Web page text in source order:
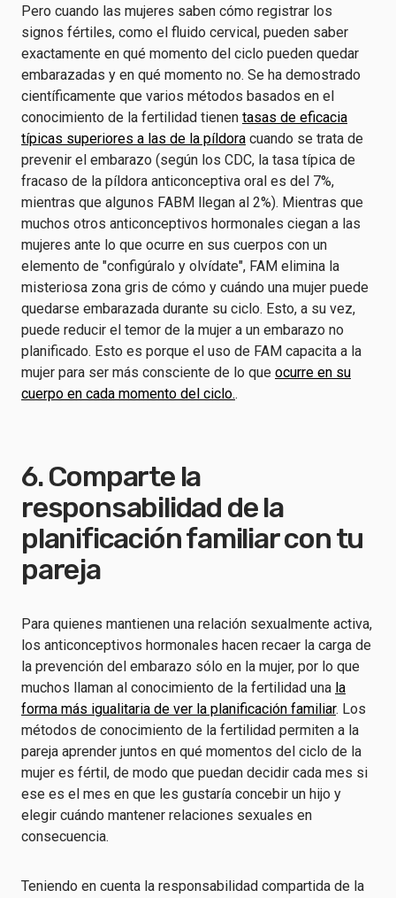
Pero cuando las mujeres saben cómo registrar los
signos fértiles, como el fluido cervical, pueden saber
exactamente en qué momento del ciclo pueden quedar
embarazadas y en qué momento no. Se ha demostrado
científicamente que varios métodos basados en el
conocimiento de la fertilidad tienen tasas de eficacia
típicas superiores a las de la píldora cuando se trata de
prevenir el embarazo (según los CDC, la tasa típica de
fracaso de la píldora anticonceptiva oral es del 7%,
mientras que algunos FABM llegan al 2%). Mientras que
muchos otros anticonceptivos hormonales ciegan a las
mujeres ante lo que ocurre en sus cuerpos con un
elemento de "configúralo y olvídate", FAM elimina la
misteriosa zona gris de cómo y cuándo una mujer puede
quedarse embarazada durante su ciclo. Esto, a su vez,
puede reducir el temor de la mujer a un embarazo no
planificado. Esto es porque el uso de FAM capacita a la
mujer para ser más consciente de lo que ocurre en su
cuerpo en cada momento del ciclo..
6. Comparte la
responsabilidad de la
planificación familiar con tu
pareja
Para quienes mantienen una relación sexualmente activa,
los anticonceptivos hormonales hacen recaer la carga de
la prevención del embarazo sólo en la mujer, por lo que
muchos llaman al conocimiento de la fertilidad una la
forma más igualitaria de ver la planificación familiar. Los
métodos de conocimiento de la fertilidad permiten a la
pareja aprender juntos en qué momentos del ciclo de la
mujer es fértil, de modo que puedan decidir cada mes si
ese es el mes en que les gustaría concebir un hijo y
elegir cuándo mantener relaciones sexuales en
consecuencia.
Teniendo en cuenta la responsabilidad compartida de la